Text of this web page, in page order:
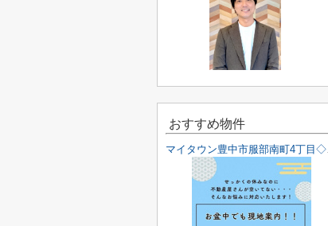
おすすめ物件